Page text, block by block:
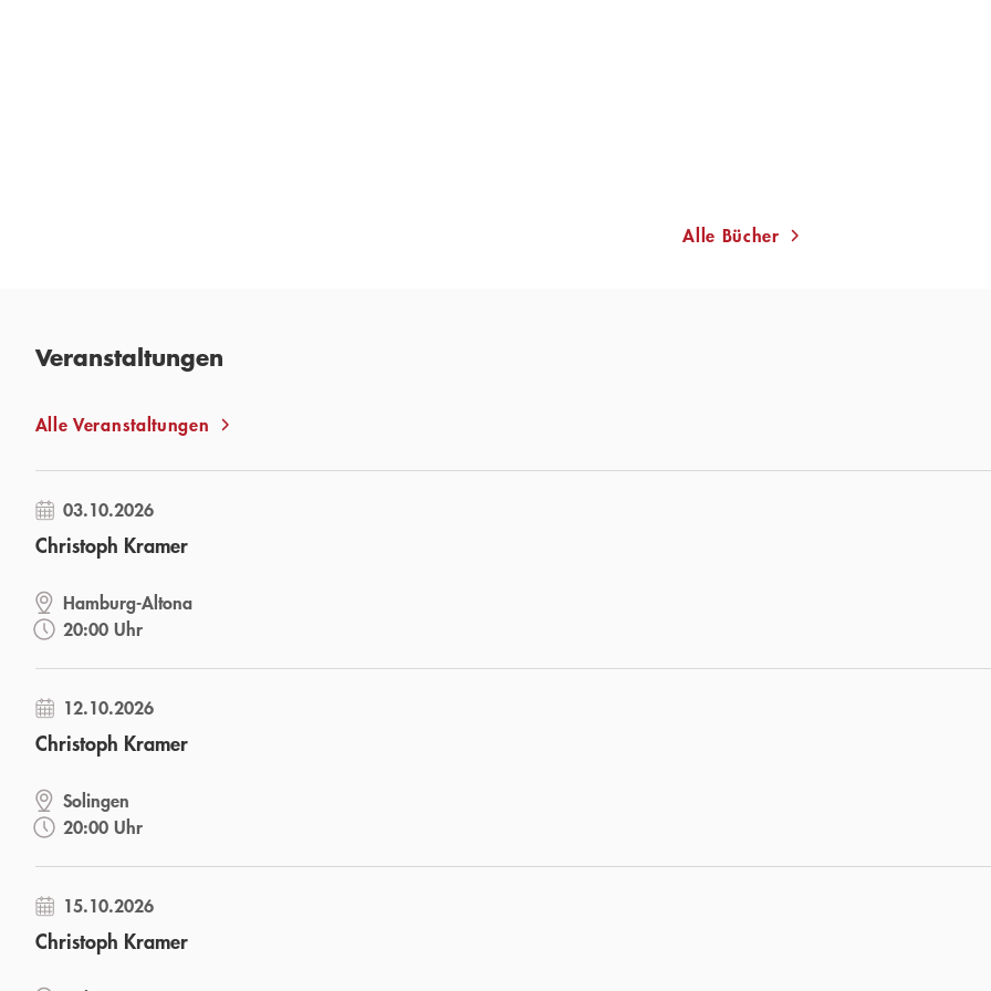
Alle Bücher
Veranstaltungen
Alle Veranstaltungen
03.10.2026
Christoph Kramer
Hamburg-Altona
20:00 Uhr
12.10.2026
Christoph Kramer
Solingen
20:00 Uhr
15.10.2026
Christoph Kramer